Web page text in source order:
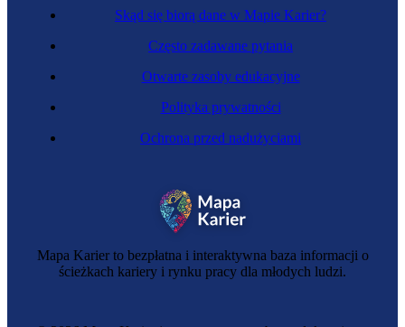
Mapa Karier to bezpłatna i interaktywna baza informacji o
ścieżkach kariery i rynku pracy dla młodych ludzi.
Skąd się biorą dane w Mapie Karier?
Często zadawane pytania
Otwarte zasoby edukacyjne
Polityka prywatności
Ochrona przed nadużyciami